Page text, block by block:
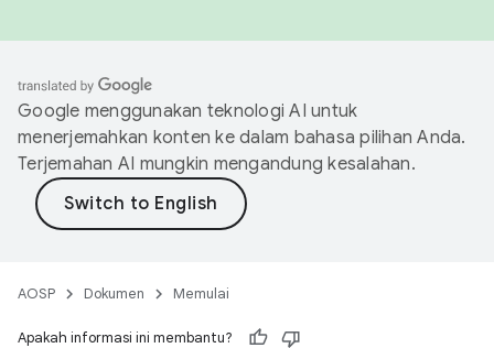
Google menggunakan teknologi AI untuk
menerjemahkan konten ke dalam bahasa pilihan Anda.
Terjemahan AI mungkin mengandung kesalahan.
AOSP Dokumen Memulai
Apakah informasi ini membantu?